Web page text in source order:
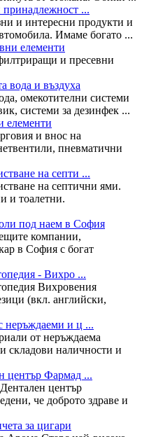
принадлежност ...
и интересни продукти и
Имаме богато ...
елементи
и пресевни
вода и въздуха
омекотителни системи
системи за дезинфек ...
елементи
и внос на
пневматични
на септи ...
на септични ями.
и тоалетни.
под наем в София
компании,
в София с богат
- Вихро ...
Вихровения
(вкл. английски,
неръждаеми и ц ...
от неръждаема
складови наличности и
център Фармад ...
център
че доброто здраве и
за цигари